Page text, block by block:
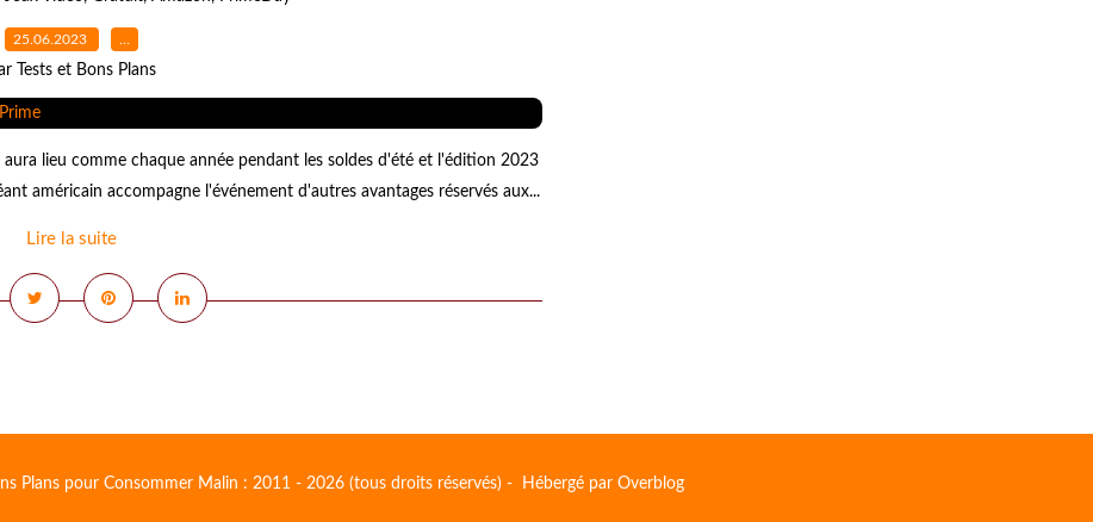
25.06.2023 …
Tests et Bons Plans
lieu comme chaque année pendant les soldes d'été et l'édition 2023
américain accompagne l'événement d'autres avantages réservés aux...
Lire la suite
Plans pour Consommer Malin : 2011 - 2026 (tous droits réservés) - Hébergé par Overblog